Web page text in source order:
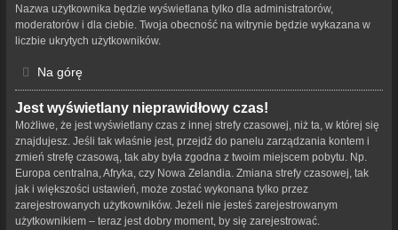
Nazwa użytkownika będzie wyświetlana tylko dla administratorów,
moderatorów i dla ciebie. Twoja obecność na witrynie będzie wykazana w
liczbie ukrytych użytkowników.
Na górę
Jest wyświetlany nieprawidłowy czas!
Możliwe, że jest wyświetlany czas z innej strefy czasowej, niż ta, w której się
znajdujesz. Jeśli tak właśnie jest, przejdź do panelu zarządzania kontem i
zmień strefę czasową, tak aby była zgodna z twoim miejscem pobytu. Np.
Europa centralna, Afryka, czy Nowa Zelandia. Zmiana strefy czasowej, tak
jak i większości ustawień, może zostać wykonana tylko przez
zarejestrowanych użytkowników. Jeżeli nie jesteś zarejestrowanym
użytkownikiem – teraz jest dobry moment, by się zarejestrować.